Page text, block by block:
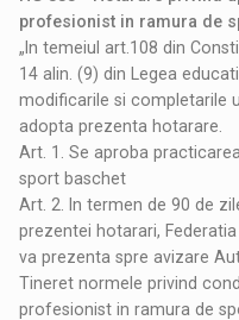
profesionist in ramura de
„In temeiul art.108 din
14 alin. (9) din Legea
modificarile si completarile
adopta prezenta hotarare.
Art. 1. Se aproba
sport baschet
Art. 2. In termen de 90 de
prezentei hotarari,
va prezenta spre avizare
Tineret normele privind
profesionist in ramura de